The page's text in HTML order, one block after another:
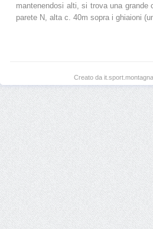
mantenendosi alti, si trova una grande
parete N, alta c. 40m sopra i ghiaioni
Creato da